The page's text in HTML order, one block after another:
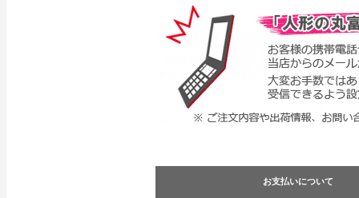
お支払いについて